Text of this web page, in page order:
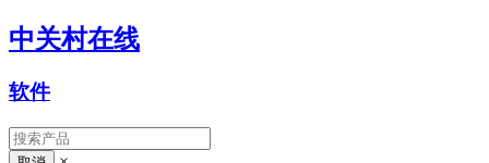
中关村在线
软件